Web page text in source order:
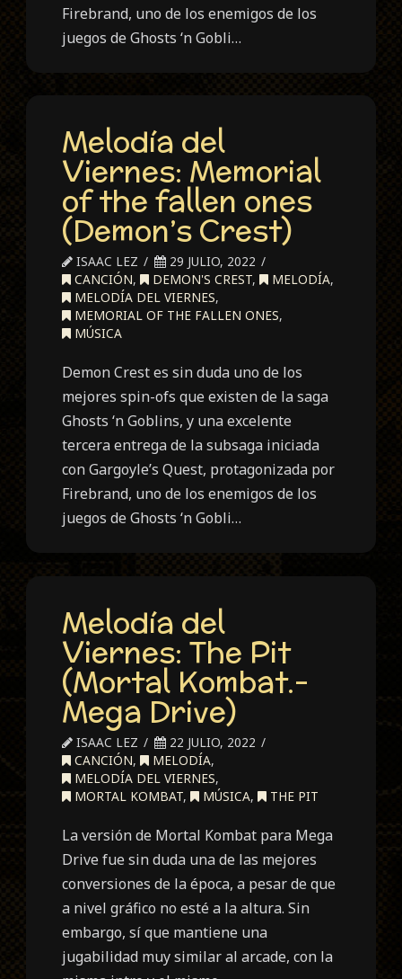
Firebrand, uno de los enemigos de los
juegos de Ghosts ‘n Gobli…
Melodía del
Viernes: Memorial
of the fallen ones
(Demon’s Crest)
ISAAC LEZ
29 JULIO, 2022
CANCIÓN, DEMON'S CREST, MELODÍA,
MELODÍA DEL VIERNES,
MEMORIAL OF THE FALLEN ONES,
MÚSICA
Demon Crest es sin duda uno de los
mejores spin-ofs que existen de la saga
Ghosts ‘n Goblins, y una excelente
tercera entrega de la subsaga iniciada
con Gargoyle’s Quest, protagonizada por
Firebrand, uno de los enemigos de los
juegos de Ghosts ‘n Gobli…
Melodía del
Viernes: The Pit
(Mortal Kombat.-
Mega Drive)
ISAAC LEZ
22 JULIO, 2022
CANCIÓN, MELODÍA,
MELODÍA DEL VIERNES,
MORTAL KOMBAT, MÚSICA, THE PIT
La versión de Mortal Kombat para Mega
Drive fue sin duda una de las mejores
conversiones de la época, a pesar de que
a nivel gráfico no esté a la altura. Sin
embargo, sí que mantiene una
jugabilidad muy similar al arcade, con la